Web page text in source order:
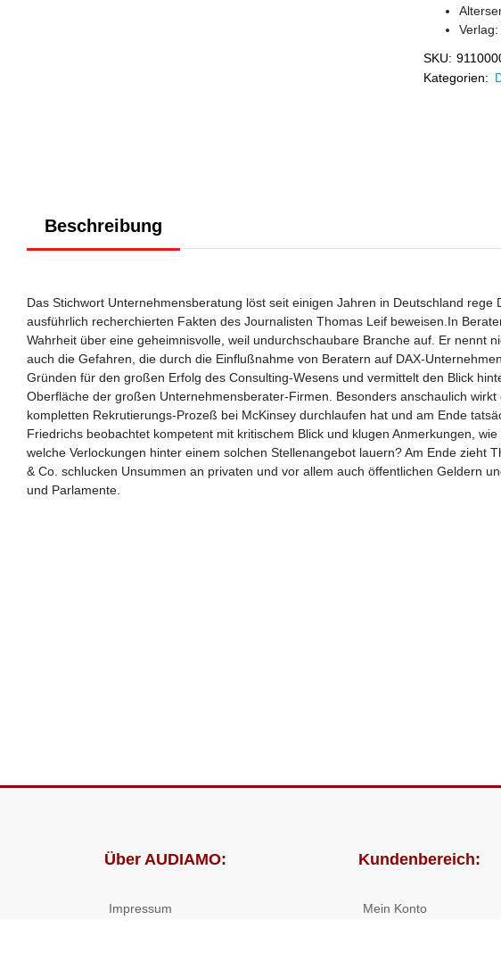
Verlag:
SKU:
Kategorien:
Beschreibung
Das Stichwort Unternehmensberatung löst seit einigen Jahren in Deutschland
ausführlich recherchierten Fakten des Journalisten Thomas Leif beweisen.In
Wahrheit über eine geheimnisvolle, weil undurchschaubare Branche auf. Er nennt
auch die Gefahren, die durch die Einflußnahme von Beratern auf DAX-
Gründen für den großen Erfolg des Consulting-Wesens und vermittelt den Blick
Oberfläche der großen Unternehmensberater-Firmen. Besonders anschaulich
kompletten Rekrutierungs-Prozeß bei McKinsey durchlaufen hat und am Ende
Friedrichs beobachtet kompetent mit kritischem Blick und klugen Anmerkungen,
welche Verlockungen hinter einem solchen Stellenangebot lauern? Am Ende zieht
& Co. schlucken Unsummen an privaten und vor allem auch öffentlichen Geldern
und Parlamente.
Über AUDIAMO:
Impressum
Kundenbereich:
Mein Konto